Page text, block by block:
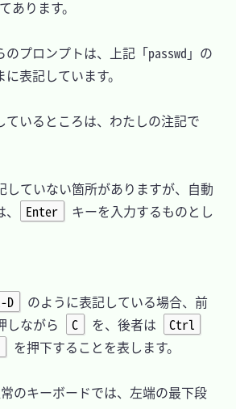
あります。
プロンプトは、上記「passwd」の
表記しています。
いるところは、わたしの注記で
していない箇所がありますが、自動
Enter
キーを入力するものとし
のように表記している場合、前
しながら C を、後者は
Ctrl
を押下することを表します。
のキーボードでは、左端の最下段